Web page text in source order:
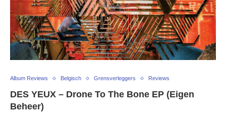
Album Reviews Belgisch Grensverleggers Reviews
DES YEUX – Drone To The Bone EP (Eigen
Beheer)